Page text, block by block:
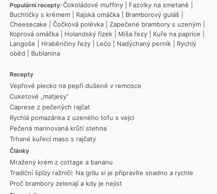
Populární recepty: Čokoládové muffiny Fazolky na smetaně
Buchtičky s krémem
Rajská omáčka Bramborový guláš
Cheesecake
Čočková polévka Zapečené brambory s uzeným
Koprová omáčka
Holandský řízek Míša řezy Kuře na paprice
Langoše
Hraběnčiny řezy Lečo Nadýchaný perník
Rychlý
oběd
Bublanina
Recepty
Vepřové plecko na pepři dušené v remosce
Cuketové „matjesy“
Caprese z pečených rajčat
Rychlá pomazánka z uzeného tofu s vejci
Pečená marinovaná krůtí stehna
Trhané kuřecí maso s rajčaty
Články
Mražený krém z cottage a banánu
Tradiční špízy ražniči: Na grilu si je připravíte snadno a rychle
Proč brambory zelenají a kdy je nejíst